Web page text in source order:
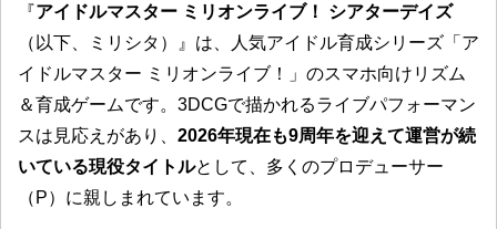
『アイドルマスター ミリオンライブ！ シアターデイズ
（以下、ミリシタ）』は、人気アイドル育成シリーズ「ア
イドルマスター ミリオンライブ！」のスマホ向けリズム
＆育成ゲームです。3DCGで描かれるライブパフォーマン
スは見応えがあり、 2026年現在も9周年を迎えて運営が続
いている現役タイトルとして、多くのプロデューサー
（P）に親しまれています。